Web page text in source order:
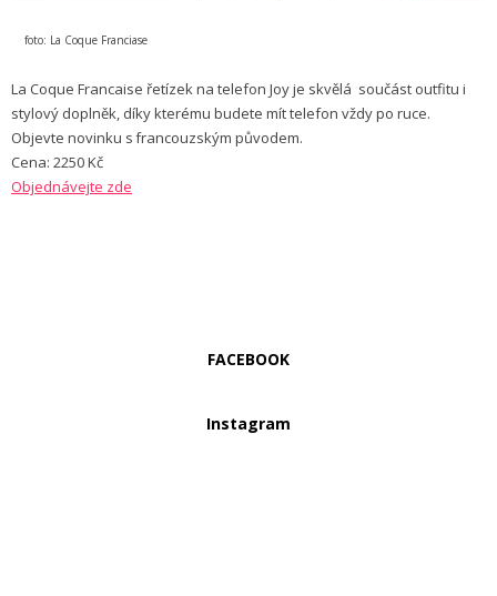
foto: La Coque Franciase
La Coque Francaise řetízek na telefon Joy je skvělá součást outfitu i
stylový doplněk, díky kterému budete mít telefon vždy po ruce.
Objevte novinku s francouzským původem.
Cena: 2250 Kč
Objednávejte zde
FACEBOOK
Instagram